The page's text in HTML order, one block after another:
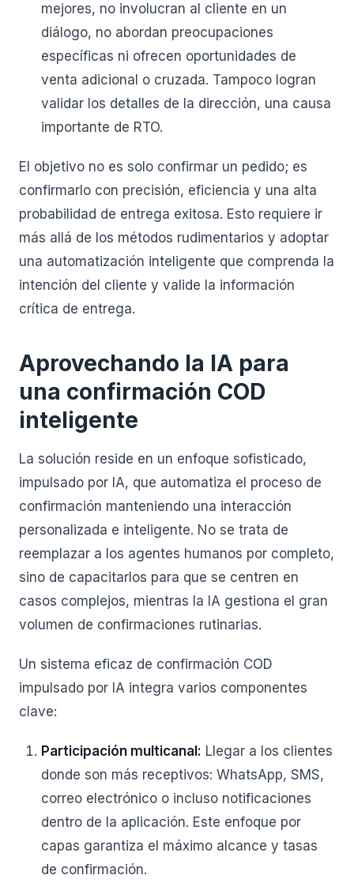
mejores, no involucran al cliente en un
diálogo, no abordan preocupaciones
específicas ni ofrecen oportunidades de
venta adicional o cruzada. Tampoco logran
validar los detalles de la dirección, una causa
importante de RTO.
El objetivo no es solo confirmar un pedido; es
confirmarlo con precisión, eficiencia y una alta
probabilidad de entrega exitosa. Esto requiere ir
más allá de los métodos rudimentarios y adoptar
una automatización inteligente que comprenda la
intención del cliente y valide la información
crítica de entrega.
Aprovechando la IA para
una confirmación COD
inteligente
La solución reside en un enfoque sofisticado,
impulsado por IA, que automatiza el proceso de
confirmación manteniendo una interacción
personalizada e inteligente. No se trata de
reemplazar a los agentes humanos por completo,
sino de capacitarlos para que se centren en
casos complejos, mientras la IA gestiona el gran
volumen de confirmaciones rutinarias.
Un sistema eficaz de confirmación COD
impulsado por IA integra varios componentes
clave:
Participación multicanal: Llegar a los clientes
donde son más receptivos: WhatsApp, SMS,
correo electrónico o incluso notificaciones
dentro de la aplicación. Este enfoque por
capas garantiza el máximo alcance y tasas
de confirmación.